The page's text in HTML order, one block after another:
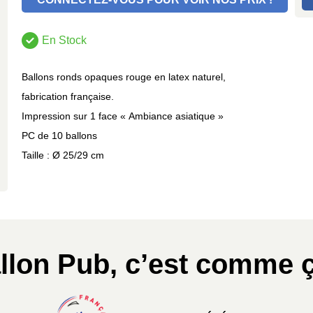
En Stock
Ballons ronds opaques rouge en latex naturel,
fabrication française.
Impression sur 1 face « Ambiance asiatique »
PC de 10 ballons
Taille : Ø 25/29 cm
Pub, c’est comme